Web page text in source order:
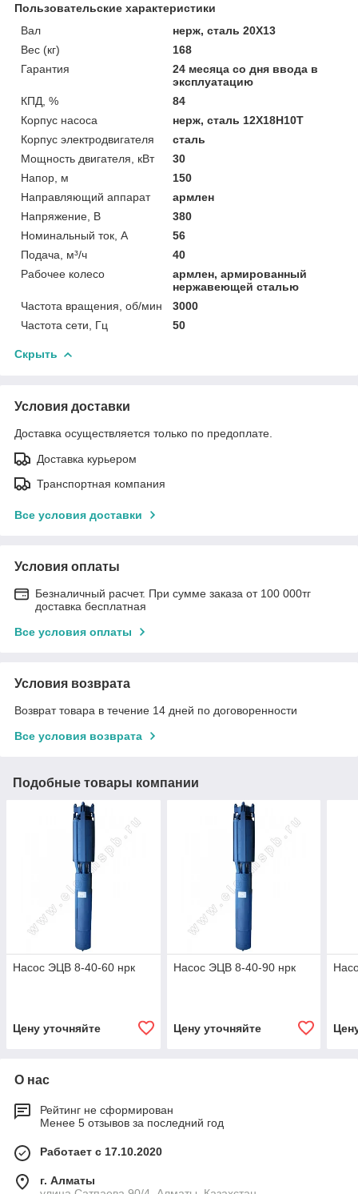
Пользовательские характеристики
Вал
нерж, сталь 20Х13
Вес (кг)
168
Гарантия
24 месяца со дня ввода в
эксплуатацию
КПД, %
84
Корпус насоса
нерж, сталь 12Х18Н10Т
Корпус электродвигателя
сталь
Мощность двигателя, кВт
30
Напор, м
150
Направляющий аппарат
армлен
Напряжение, В
380
Номинальный ток, А
56
Подача, м³/ч
40
Рабочее колесо
армлен, армированный
нержавеющей сталью
Частота вращения, об/мин
3000
Частота сети, Гц
50
Скрыть
Условия доставки
Доставка осуществляется только по предоплате.
Доставка курьером
Транспортная компания
Все условия доставки
Условия оплаты
Безналичный расчет. При сумме заказа от 100 000тг
доставка бесплатная
Все условия оплаты
Условия возврата
Возврат товара в течение 14 дней по договоренности
Все условия возврата
Подобные товары компании
Насос ЭЦВ 8-40-60 нрк
Цену уточняйте
Насос ЭЦВ 8-40-90 нрк
Цену уточняйте
О нас
Рейтинг не сформирован
Менее 5 отзывов за последний год
Работает с 17.10.2020
г. Алматы